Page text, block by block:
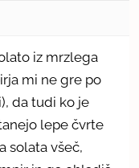
iz mrzlega
mi ne gre po
da tudi ko je
lepe čvrte
solata všeč,